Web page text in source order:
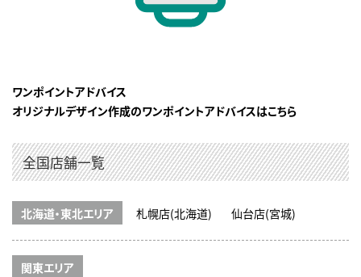
ワンポイントアドバイス
オリジナルデザイン作成のワンポイントアドバイスはこちら
全国店舗一覧
北海道・東北エリア 札幌店(北海道) 仙台店(宮城)
関東エリア